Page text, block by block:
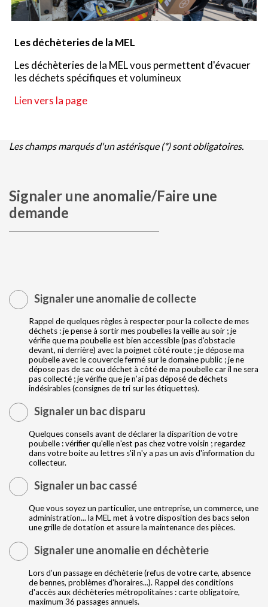
Les déchèteries de la MEL
Les déchèteries de la MEL vous permettent d'évacuer
les déchets spécifiques et volumineux
Lien vers la page
Les champs marqués d'un astérisque (*) sont obligatoires.
Signaler une anomalie/Faire une
demande
Signaler une anomalie de collecte
Rappel de quelques règles à respecter pour la collecte de mes
déchets : je pense à sortir mes poubelles la veille au soir ; je
vérifie que ma poubelle est bien accessible (pas d’obstacle
devant, ni derrière) avec la poignet côté route ; je dépose ma
poubelle avec le couvercle fermé sur le domaine public ; je ne
dépose pas de sac ou déchet à côté de ma poubelle car il ne sera
pas collecté ; je vérifie que je n’ai pas déposé de déchets
indésirables (consignes de tri sur les étiquettes).
Signaler un bac disparu
Quelques conseils avant de déclarer la disparition de votre
poubelle : vérifier qu'elle n'est pas chez votre voisin ; regardez
dans votre boite au lettres s'il n'y a pas un avis d'information du
collecteur.
Signaler un bac cassé
Que vous soyez un particulier, une entreprise, un commerce, une
administration... la MEL met à votre disposition des bacs selon
une grille de dotation et assure la maintenance des pièces.
Signaler une anomalie en déchèterie
Lors d’un passage en déchèterie (refus de votre carte, absence
de bennes, problèmes d'horaires...). Rappel des conditions
d'accès aux déchèteries métropolitaines : carte obligatoire,
maximum 36 passages annuels.